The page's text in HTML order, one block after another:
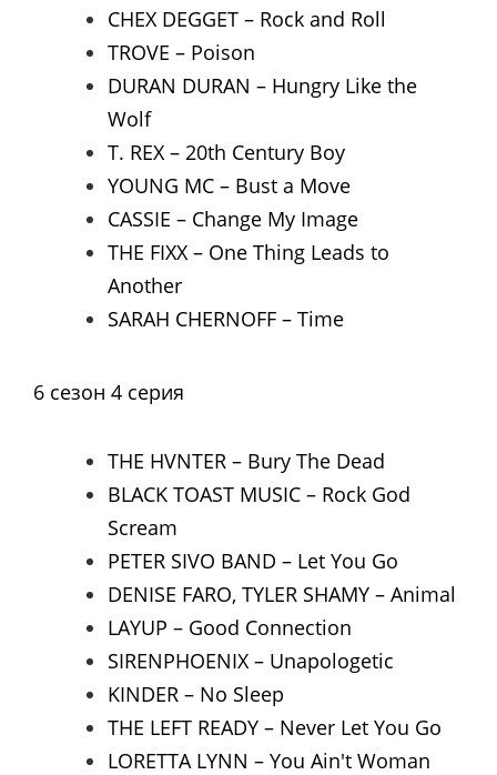
CHEX DEGGET – Rock and Roll
TROVE – Poison
DURAN DURAN – Hungry Like the
Wolf
T. REX – 20th Century Boy
YOUNG MC – Bust a Move
CASSIE – Change My Image
THE FIXX – One Thing Leads to
Another
SARAH CHERNOFF – Time
6 сезон 4 серия
THE HVNTER – Bury The Dead
BLACK TOAST MUSIC – Rock God
Scream
PETER SIVO BAND – Let You Go
DENISE FARO, TYLER SHAMY – Animal
LAYUP – Good Connection
SIRENPHOENIX – Unapologetic
KINDER – No Sleep
THE LEFT READY – Never Let You Go
LORETTA LYNN – You Ain't Woman